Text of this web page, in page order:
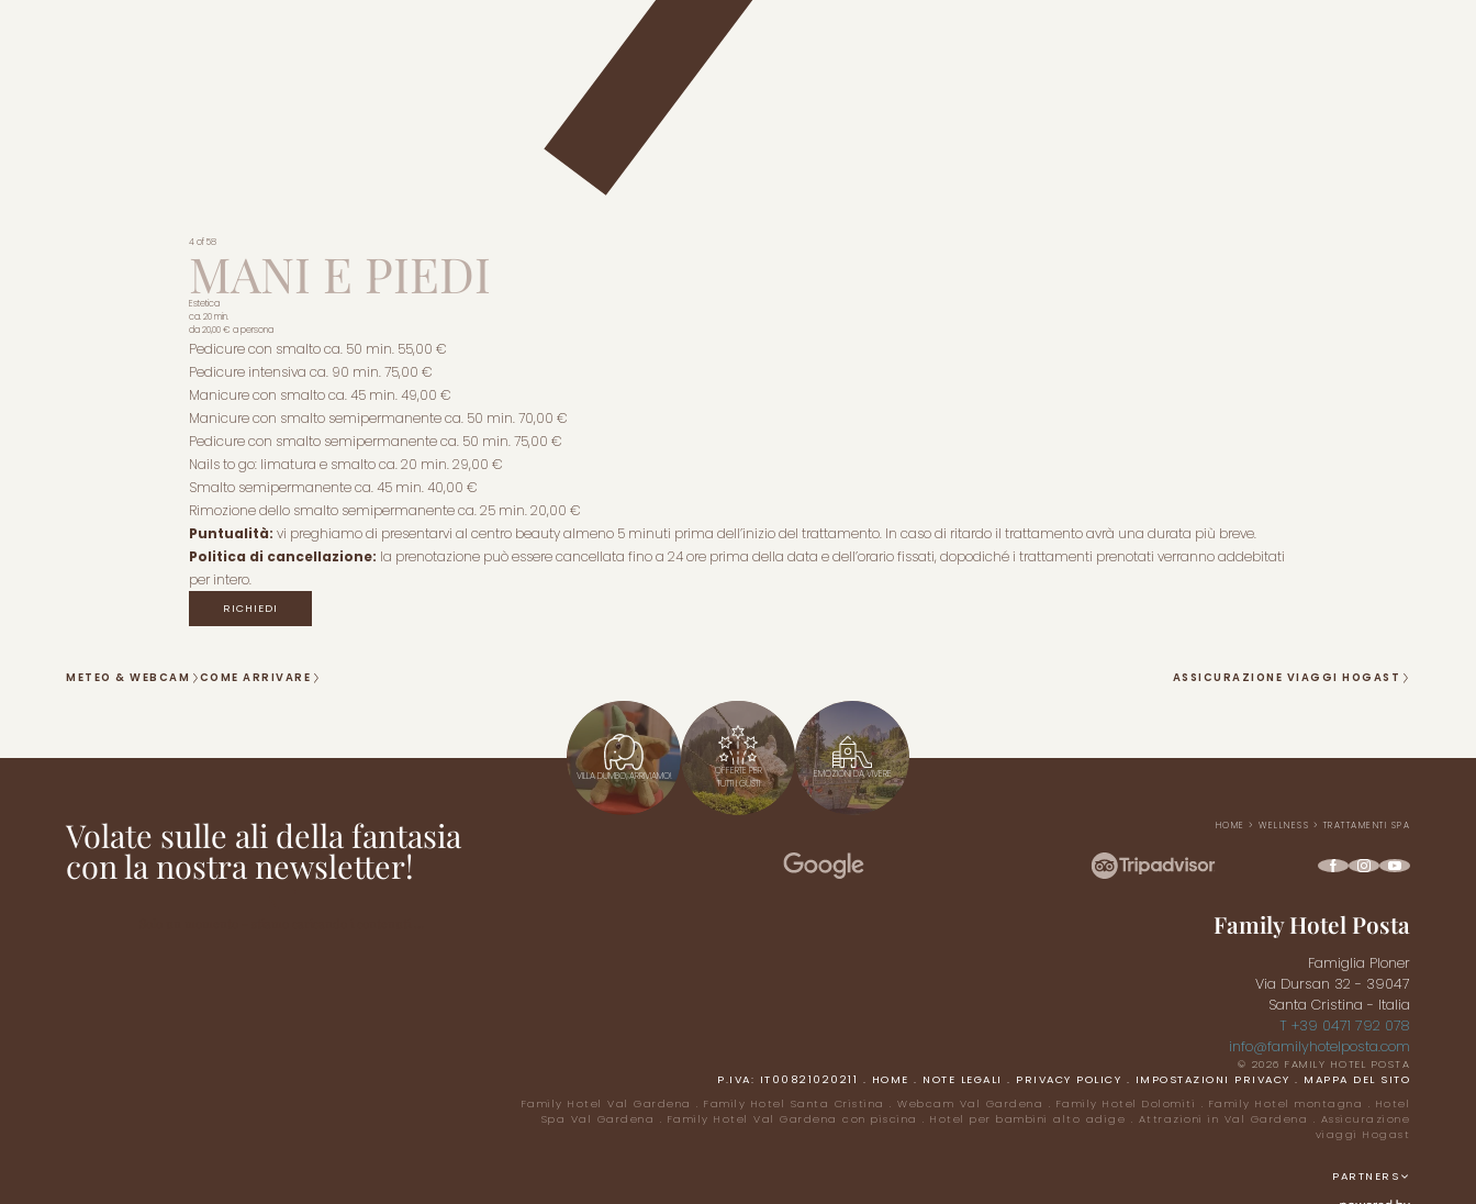
4 of 58
MANI E PIEDI
Estetica
ca. 20 min.
da20,00 € a persona
Pedicure con smalto ca. 50 min. 55,00 €
Pedicure intensiva ca. 90 min. 75,00 €
Manicure con smalto ca. 45 min. 49,00 €
Manicure con smalto semipermanente ca. 50 min. 70,00 €
Pedicure con smalto semipermanente ca. 50 min. 75,00 €
Nails to go: limatura e smalto ca. 20 min. 29,00 €
Smalto semipermanente ca. 45 min. 40,00 €
Rimozione dello smalto semipermanente ca. 25 min. 20,00 €
Puntualità: vi preghiamo di presentarvi al centro beauty almeno 5 minuti prima dell’inizio del trattamento. In caso di ritardo il trattamento avrà una durata più breve.
Politica di cancellazione: la prenotazione può essere cancellata fino a 24 ore prima della data e dell’orario fissati, dopodiché i trattamenti prenotati verranno addebitati
per intero.
RICHIEDI
METEO & WEBCAM COME ARRIVARE ASSICURAZIONE VIAGGI HOGAST
VILLA DUMBO, ARRIVIAMO!
OFFERTE PER
TUTTI I GUSTI
EMOZIONI DA VIVERE
Volate sulle ali della fantasia
con la nostra newsletter!
HOME > WELLNESS > TRATTAMENTI SPA
Family Hotel Posta
Famiglia Ploner
Via Dursan 32 - 39047
Santa Cristina - Italia
T +39 0471 792 078
info@familyhotelposta.com
© 2026 FAMILY HOTEL POSTA
P.IVA: IT00821020211 . HOME . NOTE LEGALI . PRIVACY POLICY . IMPOSTAZIONI PRIVACY . MAPPA DEL SITO
Family Hotel Val Gardena . Family Hotel Santa Cristina . Webcam Val Gardena . Family Hotel Dolomiti . Family Hotel montagna . Hotel
Spa Val Gardena . Family Hotel Val Gardena con piscina . Hotel per bambini alto adige . Attrazioni in Val Gardena . Assicurazione
viaggi Hogast
PARTNERS